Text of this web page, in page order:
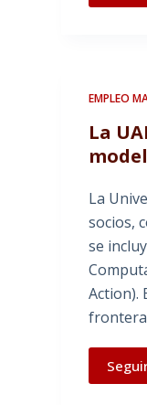
EMPLEO
La
La
socios,
se
Action).